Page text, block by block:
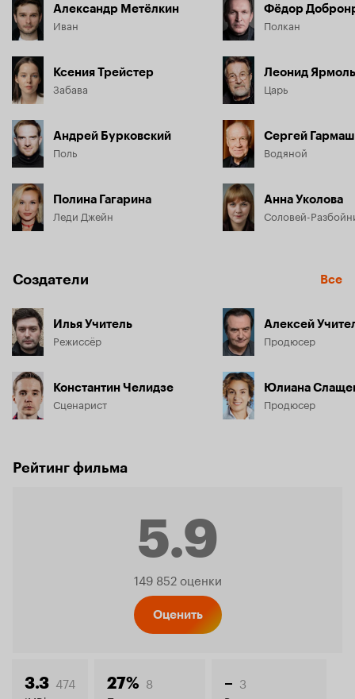
Александр Метёлкин
Иван
Ксения Трейстер
Забава
Андрей Бурковский
Поль
Полина Гагарина
Леди Джейн
Фёдор
Полкан
Леонид
Царь
Сергей Гармаш
Водяной
Анна Уколова
Соловей-
Создатели Все
Илья Учитель
Режиссёр
Константин Челидзе
Сценарист
Алексей
Продюсер
Юлиана
Продюсер
Рейтинг фильма
5.9
Рейтинг
149 852 оценки
Оценить
3.3 474 27% 8 – 3